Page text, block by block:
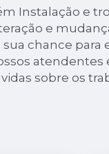
Instalação e
e
sua chance para
atendentes
sobre os